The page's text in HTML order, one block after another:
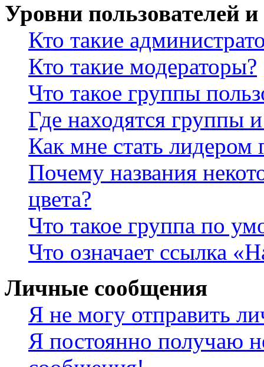
Уровни пользователей
Кто такие
Кто такие модераторы?
Что такое группы
Где находятся группы
Как мне стать лидером
Почему названия
цвета?
Что такое группа по
Что означает ссылка
Личные сообщения
Я не могу отправить
Я постоянно получаю